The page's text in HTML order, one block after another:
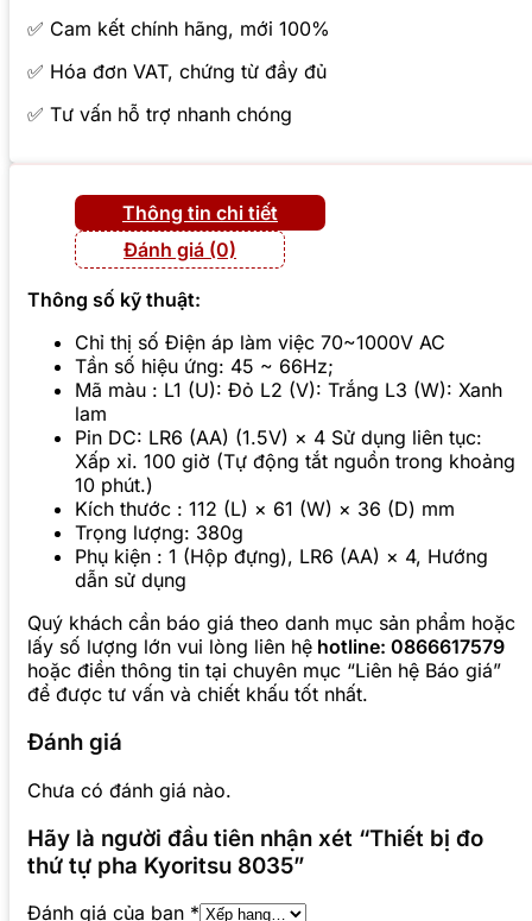
✅ Cam kết chính hãng, mới 100%
✅ Hóa đơn VAT, chứng từ đầy đủ
✅ Tư vấn hỗ trợ nhanh chóng
Thông tin chi tiết
Đánh giá (0)
Thông số kỹ thuật:
Chỉ thị số Điện áp làm việc 70~1000V AC
Tần số hiệu ứng: 45 ~ 66Hz;
Mã màu : L1 (U): Đỏ L2 (V): Trắng L3 (W): Xanh
lam
Pin DC: LR6 (AA) (1.5V) × 4 Sử dụng liên tục:
Xấp xỉ. 100 giờ (Tự động tắt nguồn trong khoảng
10 phút.)
Kích thước : 112 (L) × 61 (W) × 36 (D) mm
Trọng lượng: 380g
Phụ kiện : 1 (Hộp đựng), LR6 (AA) × 4, Hướng
dẫn sử dụng
Quý khách cần báo giá theo danh mục sản phẩm hoặc
lấy số lượng lớn vui lòng liên hệ hotline: 0866617579
hoặc điền thông tin tại chuyên mục “Liên hệ Báo giá”
để được tư vấn và chiết khấu tốt nhất.
Đánh giá
Chưa có đánh giá nào.
Hãy là người đầu tiên nhận xét “Thiết bị đo
thứ tự pha Kyoritsu 8035”
Đánh giá của bạn *